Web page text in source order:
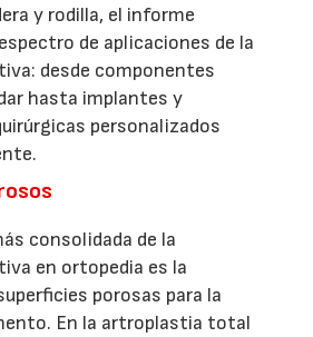
y rodilla, el informe
de aplicaciones de la
desde componentes
hasta implantes y
personalizados
consolidada de la
en ortopedia es la
porosas para la
En la artroplastia total